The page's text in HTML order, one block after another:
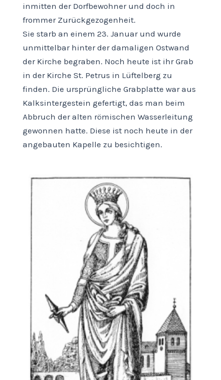
inmitten der Dorfbewohner und doch in
frommer Zurückgezogenheit.
Sie starb an einem 23. Januar und wurde
unmittelbar hinter der damaligen Ostwand
der Kirche begraben. Noch heute ist ihr Grab
in der Kirche St. Petrus in Lüftelberg zu
finden. Die ursprüngliche Grabplatte war aus
Kalksintergestein gefertigt, das man beim
Abbruch der alten römischen Wasserleitung
gewonnen hatte. Diese ist noch heute in der
angebauten Kapelle zu besichtigen.